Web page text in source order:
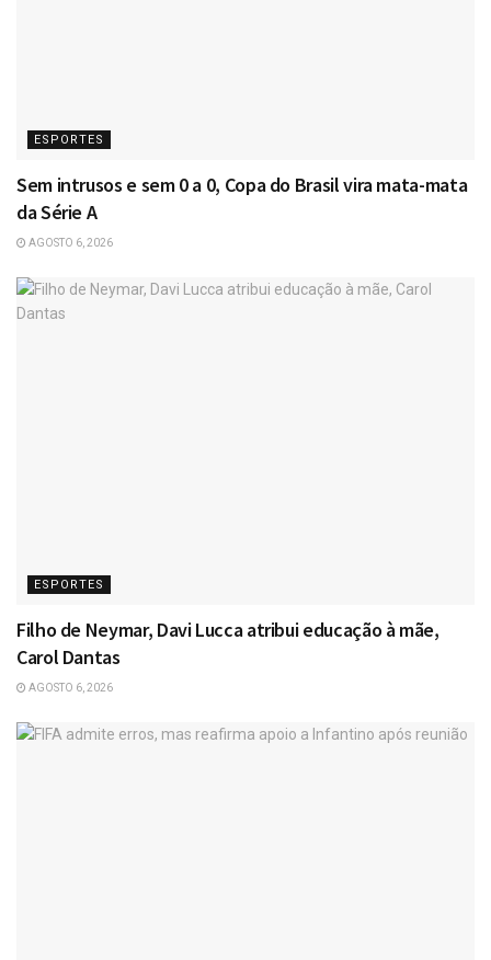
ESPORTES
Sem intrusos e sem 0 a 0, Copa do Brasil vira mata-mata
da Série A
AGOSTO 6, 2026
ESPORTES
Filho de Neymar, Davi Lucca atribui educação à mãe,
Carol Dantas
AGOSTO 6, 2026